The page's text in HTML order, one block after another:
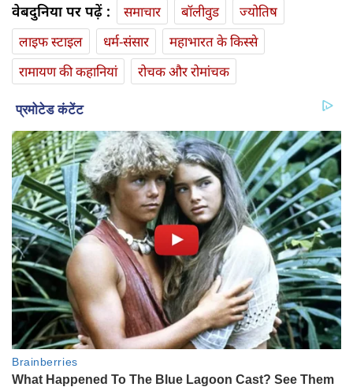
वेबदुनिया पर पढ़ें : समाचार बॉलीवुड
ज्योतिष
लाइफ स्‍टाइल
धर्म-संसार
महाभारत के किस्से
रामायण की कहानियां
रोचक और रोमांचक